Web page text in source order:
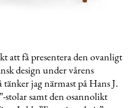
att få presentera den ovanligt
design under vårens
jag närmast på Hans J.
stolar samt den osannolikt